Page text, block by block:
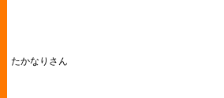
たかなりさん